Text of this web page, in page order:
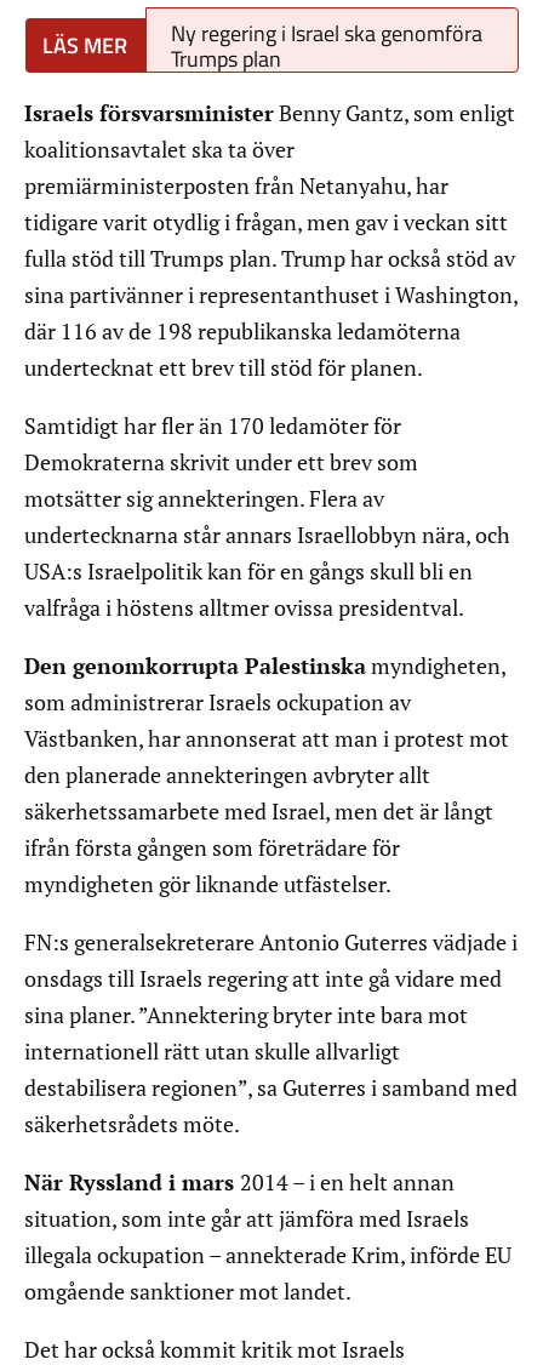
Ny regering i Israel ska genomföra
Trumps plan
Israels försvarsministerBenny Gantz, som enligt
koalitionsavtalet ska ta över
premiärministerposten från Netanyahu, har
tidigare varit otydlig i frågan, men gav i veckan sitt
fulla stöd till Trumps plan. Trump har också stöd av
sina partivänner i representanthuset i Washington,
där 116 av de 198 republikanska ledamöterna
undertecknat ett brev till stöd för planen.
Samtidigt har fler än 170 ledamöter för
Demokraterna skrivit under ett brev som
motsätter sig annekteringen. Flera av
undertecknarna står annars Israellobbyn nära, och
USA:s Israelpolitik kan för en gångs skull bli en
valfråga i höstens alltmer ovissa presidentval.
Den genomkorrupta Palestinskamyndigheten,
som administrerar Israels ockupation av
Västbanken, har annonserat att man i protest mot
den planerade annekteringen avbryter allt
säkerhetssamarbete med Israel, men det är långt
ifrån första gången som företrädare för
myndigheten gör liknande utfästelser.
FN:s generalsekreterare Antonio Guterres vädjade i
onsdags till Israels regering att inte gå vidare med
sina planer. ”Annektering bryter inte bara mot
internationell rätt utan skulle allvarligt
destabilisera regionen”, sa Guterres i samband med
säkerhetsrådets möte.
När Ryssland i mars 2014 – i en helt annan
situation, som inte går att jämföra med Israels
illegala ockupation – annekterade Krim, införde EU
omgående sanktioner mot landet.
Det har också kommit kritik mot Israels